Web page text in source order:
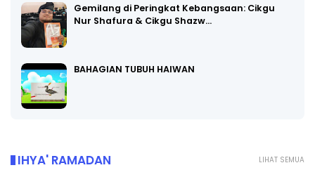
Gemilang di Peringkat Kebangsaan: Cikgu
Nur Shafura & Cikgu Shazw…
BAHAGIAN TUBUH HAIWAN
LIHAT SEMUA
IHYA' RAMADAN